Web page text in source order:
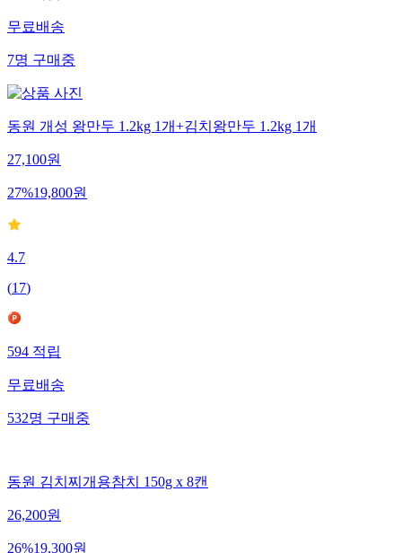
무료배송
7명구매중
동원 개성 왕만두 1.2kg 1개+김치왕만두 1.2kg 1개
27,100원
27%19,800원
4.7
(17)
594적립
무료배송
532명구매중
동원 김치찌개용참치 150g x 8캔
26,200원